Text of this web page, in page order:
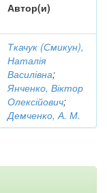
Автор(и)
Ткачук (Смикун),
Наталія
Василівна;
Янченко, Віктор
Олексійович;
Демченко, А. М.